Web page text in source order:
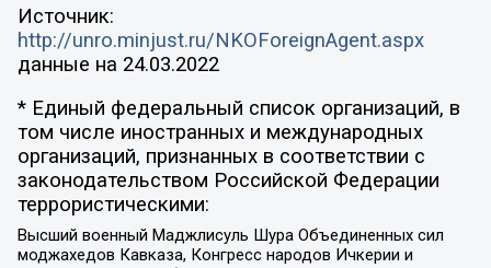
Источник:
http://unro.minjust.ru/NKOForeignAgent.aspx
данные на 24.03.2022
* Единый федеральный список организаций, в
том числе иностранных и международных
организаций, признанных в соответствии с
законодательством Российской Федерации
террористическими:
Высший военный Маджлисуль Шура Объединенных сил
моджахедов Кавказа, Конгресс народов Ичкерии и